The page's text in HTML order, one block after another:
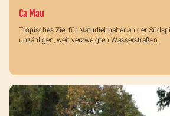
Ca Mau
Tropisches Ziel für Naturliebhaber an der
unzähligen, weit verzweigten Wasserstraßen.